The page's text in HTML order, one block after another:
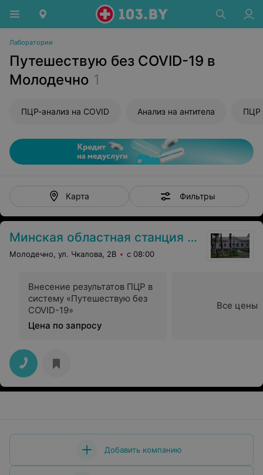
Лаборатории
Путешествую без COVID-19 в
Молодечно 1
ПЦР-анализ на COVID Анализ на антитела ПЦР
Карта Фильтры
Минская областная станция переливания крови
Молодечно, ул. Чкалова, 2В с 08:00
Внесение результатов ПЦР в
систему «Путешествую без
COVID-19»
Цена по запросу
Все цены
Добавить компанию